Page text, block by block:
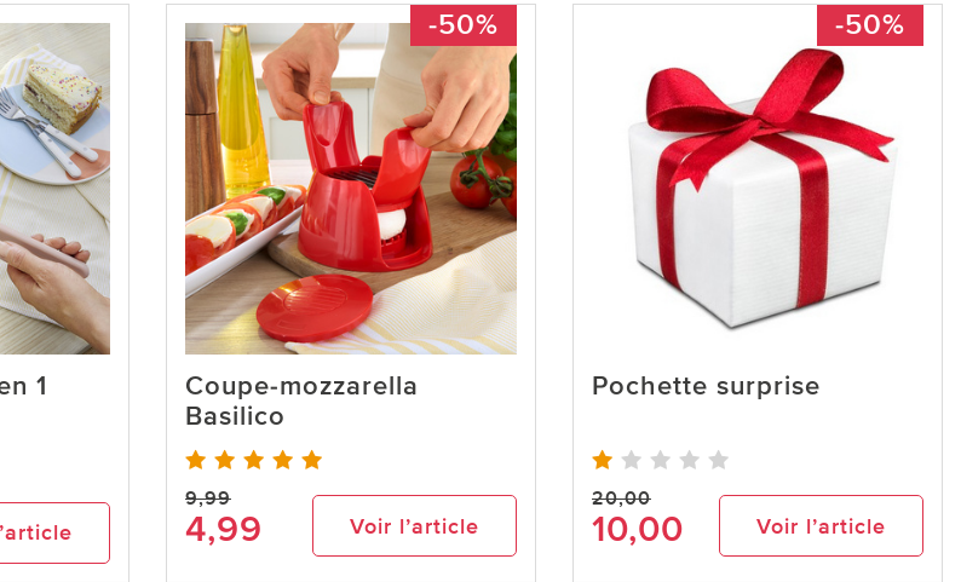
1
-50%
Coupe-mozzarella
Basilico
9,99
4,99 Voir l’article
-50%
Pochette surprise
20,00
10,00 Voir l’article